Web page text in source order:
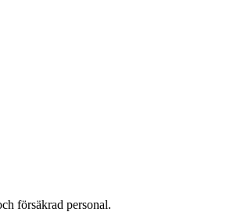
försäkrad personal.